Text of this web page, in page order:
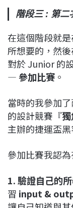
階段三 : 第
在這個階段就
所想要的，然
對於 Junior 的
—參加比賽 。
當時的我參加
的設計競賽『
主辦的捷運盃
參加比賽我認
1. 驗證自己的
習 input &